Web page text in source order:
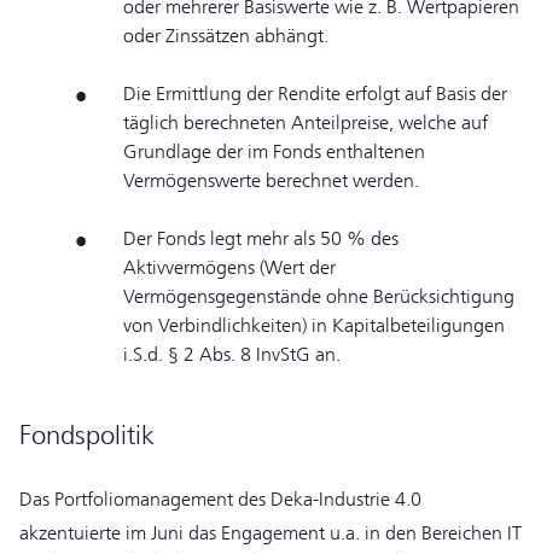
oder mehrerer Basiswerte wie z. B. Wertpapieren
oder Zinssätzen abhängt.
Die Ermittlung der Rendite erfolgt auf Basis der
täglich berechneten Anteilpreise, welche auf
Grundlage der im Fonds enthaltenen
Vermögenswerte berechnet werden.
Der Fonds legt mehr als 50 % des
Aktivvermögens (Wert der
Vermögensgegenstände ohne Berücksichtigung
von Verbindlichkeiten) in Kapitalbeteiligungen
i.S.d. § 2 Abs. 8 InvStG an.
Fondspolitik
Das Portfoliomanagement des Deka-Industrie 4.0
akzentuierte im Juni das Engagement u.a. in den Bereichen IT